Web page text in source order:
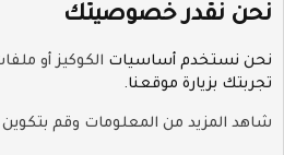
نحن نقدر خصوصيتك
نحن نستخدم أساسيات الكوكيز أو
تجربتك بزيارة موقعنا.
شاهد المزيد من المعلومات وقم